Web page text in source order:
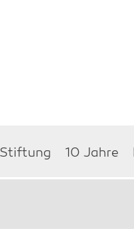
Stiftung 10 Jahre